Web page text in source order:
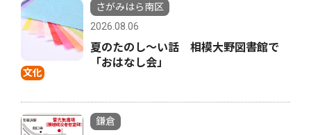
文化
さがみはら南区
2026.08.06
夏のたのし〜い話 相模大野図書館で
「おはなし会」
鎌倉